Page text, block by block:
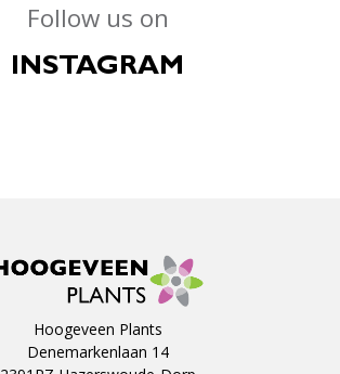
Follow us on
INSTAGRAM
Hoogeveen Plants
Denemarkenlaan 14